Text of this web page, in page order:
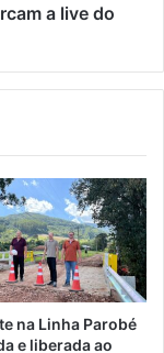
a live do
na Linha Parobé
e liberada ao